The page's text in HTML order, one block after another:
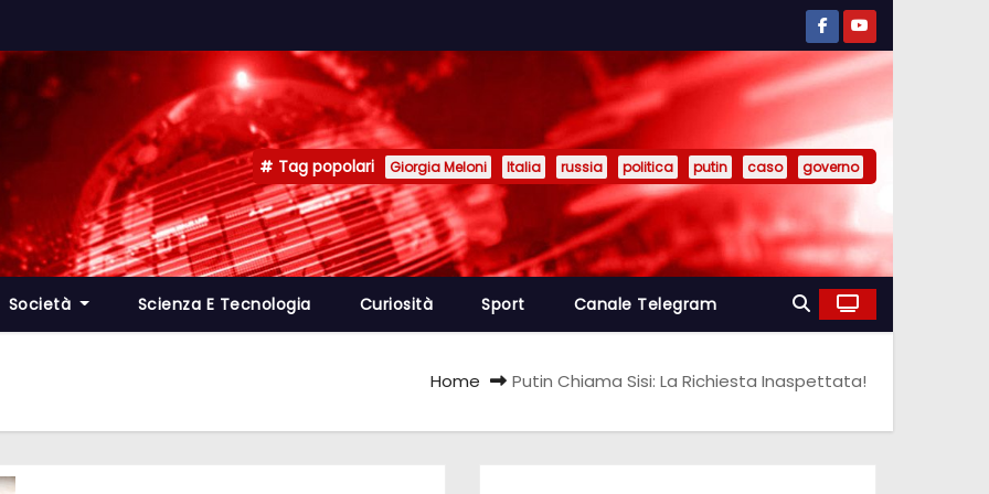
Tag popolari Giorgia Meloni Italia russia politica putin caso governo
Società Scienza E Tecnologia Curiosità Sport Canale Telegram
Home Putin Chiama Sisi: La Richiesta Inaspettata!